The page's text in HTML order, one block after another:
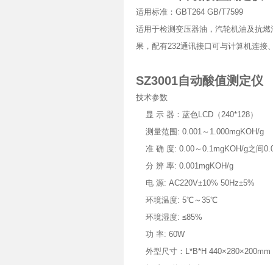
适用标准：GBT264 GB/T7599
适用于检测变压器油，汽轮机油及抗
果，配有232通讯接口可与计算机连接
SZ3001自动酸值测定仪
技术参数
显 示 器：蓝色LCD（240*128）
测量范围: 0.001～1.000mgKOH/g
准 确 度: 0.00～0.1mgKOH/g之间
分 辨 率: 0.001mgKOH/g
电 源: AC220V±10% 50Hz±5%
环境温度: 5℃～35℃
环境湿度: ≤85%
功 率: 60W
外型尺寸：L*B*H 440×280×200mm